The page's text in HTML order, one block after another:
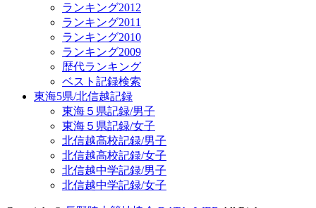
ランキング2012
ランキング2011
ランキング2010
ランキング2009
歴代ランキング
ベスト記録検索
東海5県/北信越記録
東海５県記録/男子
東海５県記録/女子
北信越高校記録/男子
北信越高校記録/女子
北信越中学記録/男子
北信越中学記録/女子